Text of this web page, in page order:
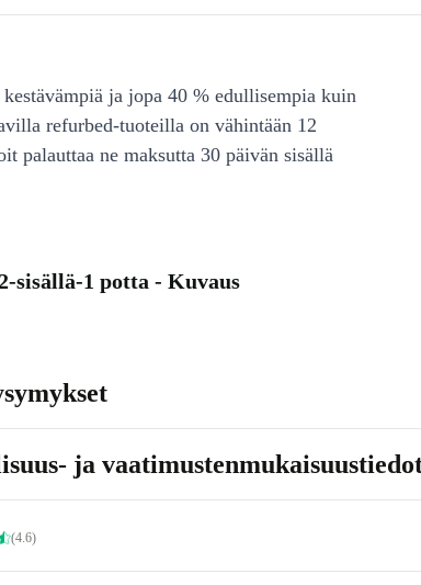
ja jopa 40 % edullisempia kuin
refurbed-tuoteilla on vähintään 12
palauttaa ne maksutta 30 päivän sisällä
sisällä-1 potta - Kuvaus
ja
(4.6)